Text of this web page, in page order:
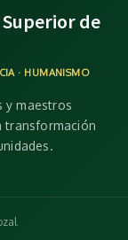
de
· HUMANISMO
y maestros
transformación